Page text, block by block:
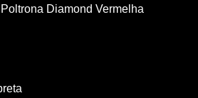
Poltrona Diamond Vermelha